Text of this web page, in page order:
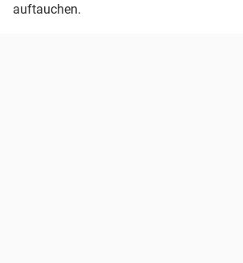
auftauchen.